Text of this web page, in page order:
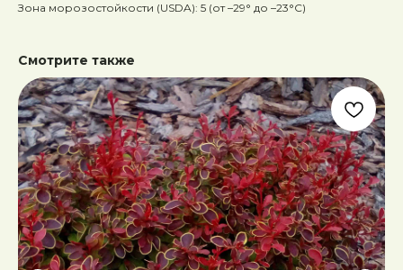
Зона морозостойкости (USDA): 5 (от –29° до –23°C)
Смотрите также